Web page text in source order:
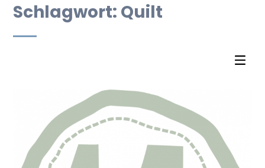
Schlagwort: Quilt